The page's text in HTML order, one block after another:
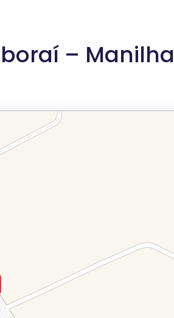
– Manilha